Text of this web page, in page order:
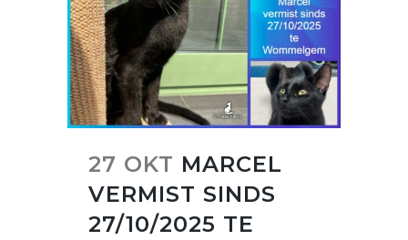
27 OKT MARCEL
VERMIST SINDS
27/10/2025 TE